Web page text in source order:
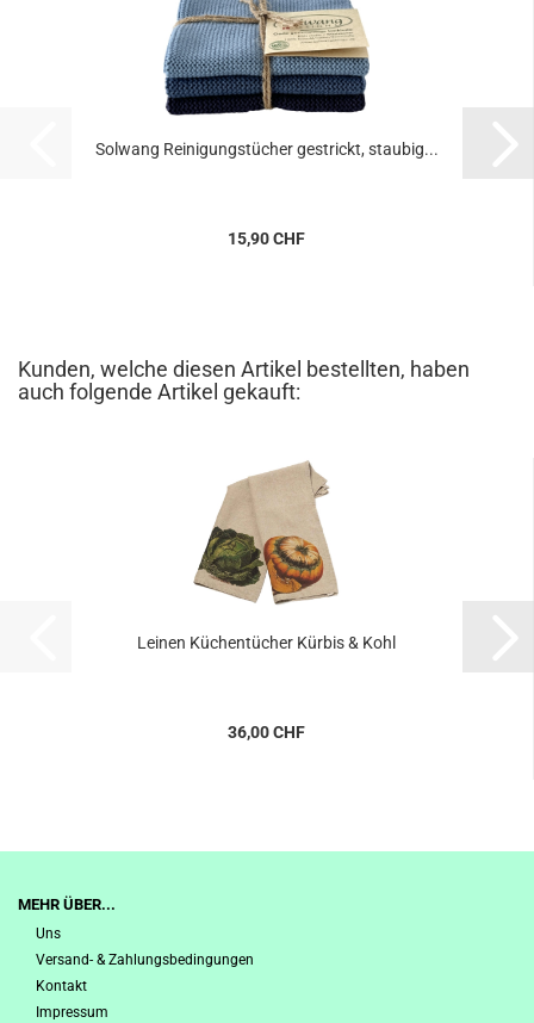
Solwang Reinigungstücher gestrickt, staubig...
15,90 CHF
Kunden, welche diesen Artikel bestellten, haben
auch folgende Artikel gekauft:
Leinen Küchentücher Kürbis & Kohl
36,00 CHF
MEHR ÜBER...
Uns
Versand- & Zahlungsbedingungen
Kontakt
Impressum